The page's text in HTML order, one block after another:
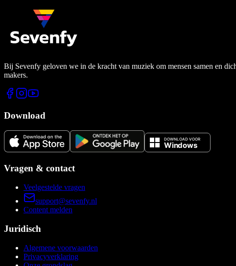
Bij Sevenfy geloven we in de kracht van muziek om mensen samen en
makers.
Download
Vragen & contact
Veelgestelde vragen
support@sevenfy.nl
Content melden
Juridisch
Algemene voorwaarden
Privacyverklaring